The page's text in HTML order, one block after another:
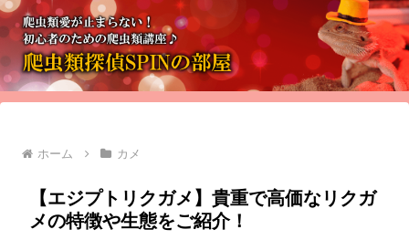
ホーム カメ
【エジプトリクガメ】貴重で高価なリクガ
メの特徴や生態をご紹介！